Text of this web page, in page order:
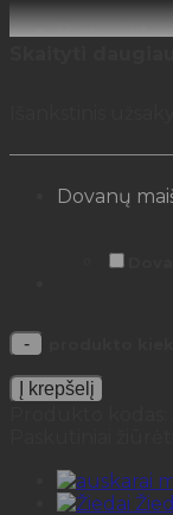
Pagaminta
Dovanų
Į krepšelį